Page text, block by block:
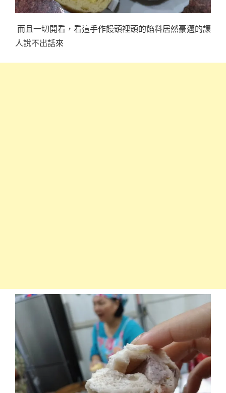
而且一切開看，看這手作饅頭裡頭的餡料居然豪邁的讓
人說不出話來